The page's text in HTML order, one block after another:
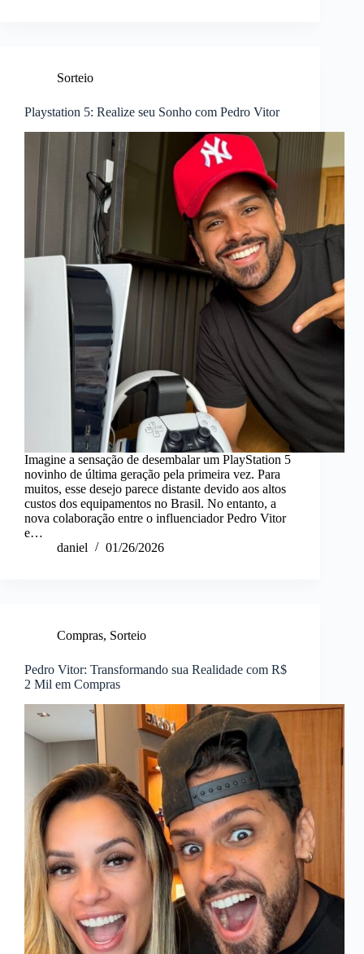
Sorteio
Playstation 5: Realize seu Sonho com Pedro Vitor
Imagine a sensação de desembalar um PlayStation 5
novinho de última geração pela primeira vez. Para
muitos, esse desejo parece distante devido aos altos
custos dos equipamentos no Brasil. No entanto, a
nova colaboração entre o influenciador Pedro Vitor
e…
daniel
01/26/2026
Compras, Sorteio
Pedro Vitor: Transformando sua Realidade com R$
2 Mil em Compras